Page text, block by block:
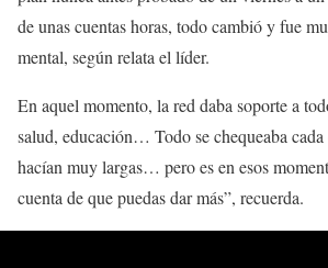
de unas cuentas horas, todo cambió y fue
mental, según relata el líder.
En aquel momento, la red daba soporte a
salud, educación… Todo se chequeaba cada
hacían muy largas… pero es en esos
cuenta de que puedas dar más”, recuerda.